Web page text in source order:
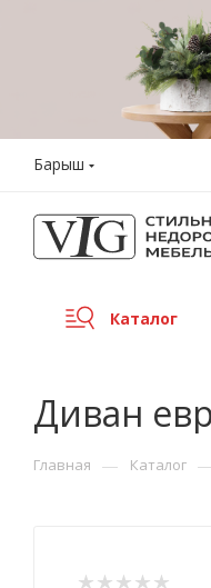
Барыш
Каталог
Диван
Главная — Каталог